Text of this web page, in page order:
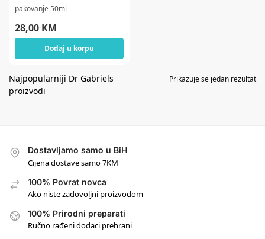
pakovanje 50ml
28,00 KM
Dodaj u korpu
Prikazuje se jedan rezultat
Dostavljamo samo u BiH
Cijena dostave samo 7KM
100% Povrat novca
Ako niste zadovoljni proizvodom
100% Prirodni preparati
Ručno rađeni dodaci prehrani